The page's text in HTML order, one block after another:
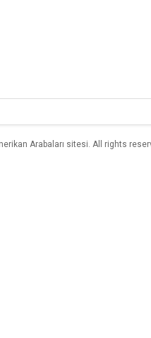
Arabaları sitesi. All rights